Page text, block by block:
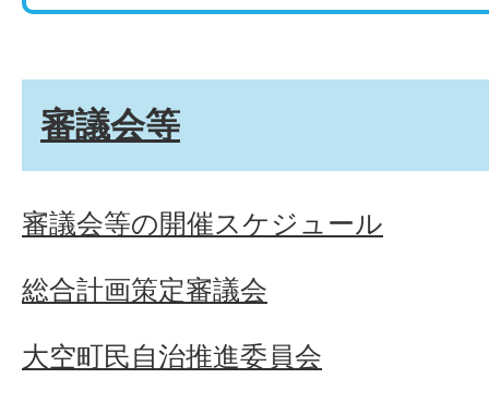
審議会等
審議会等の開催スケジュール
総合計画策定審議会
大空町民自治推進委員会